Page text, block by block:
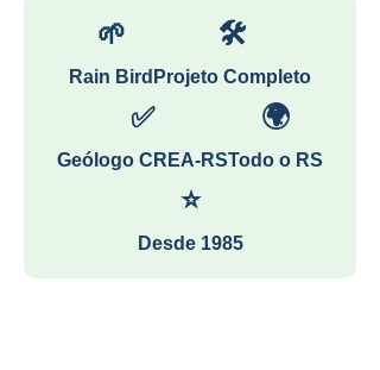
🌱
Rain Bird
🛠
Projeto Completo
✅
Geólogo CREA-RS
🌍
Todo o RS
⭐
Desde 1985